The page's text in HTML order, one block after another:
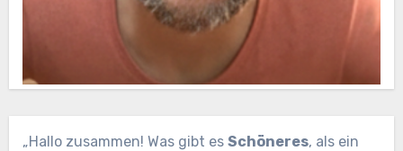
„Hallo zusammen! Was gibt es Schöneres, als ein